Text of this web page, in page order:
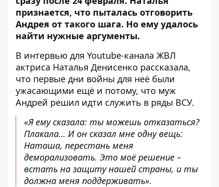
признается, что пыталась отговорить
Андрея от такого шага. Но ему удалось
найти нужные аргументы.
В интервью для Youtube-канала ЖВЛ
актриса Наталья Денисенко рассказала,
что первые дни войны для неё были
ужасающими ещё и потому, что муж
Андрей решил идти служить в ряды ВСУ.
«Я ему сказала: ты можешь отказаться?
Плакала… И он сказал мне одну вещь:
Наташа, перестань меня
деморализовать. Это моё решение –
встать на защиту нашей страны, и ты
должна меня поддерживать».